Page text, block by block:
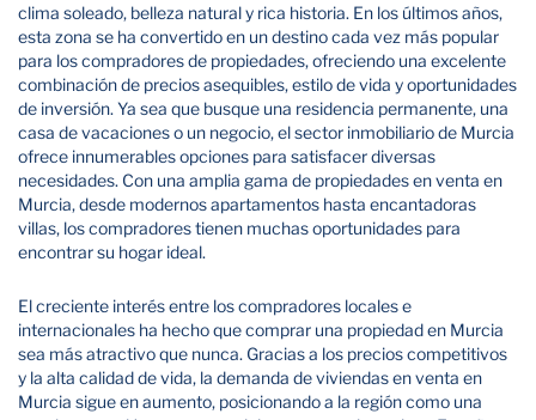
clima soleado, belleza natural y rica historia. En los últimos años,
esta zona se ha convertido en un destino cada vez más popular
para los compradores de propiedades, ofreciendo una excelente
combinación de precios asequibles, estilo de vida y oportunidades
de inversión. Ya sea que busque una residencia permanente, una
casa de vacaciones o un negocio, el sector inmobiliario de Murcia
ofrece innumerables opciones para satisfacer diversas
necesidades. Con una amplia gama de propiedades en venta en
Murcia, desde modernos apartamentos hasta encantadoras
villas, los compradores tienen muchas oportunidades para
encontrar su hogar ideal.
El creciente interés entre los compradores locales e
internacionales ha hecho que comprar una propiedad en Murcia
sea más atractivo que nunca. Gracias a los precios competitivos
y la alta calidad de vida, la demanda de viviendas en venta en
Murcia sigue en aumento, posicionando a la región como una